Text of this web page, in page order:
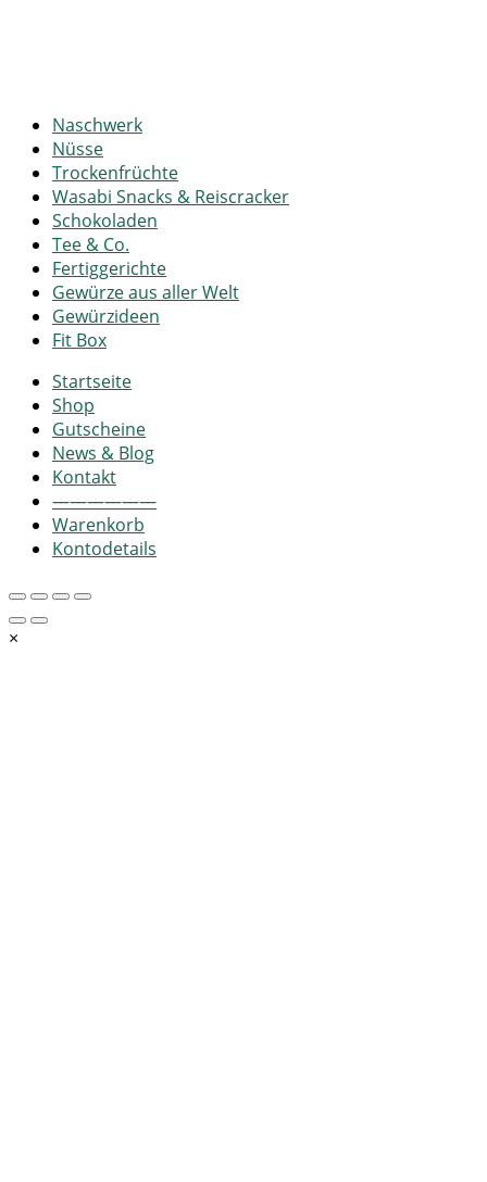
Naschwerk
Nüsse
Trockenfrüchte
Wasabi Snacks & Reiscracker
Schokoladen
Tee & Co.
Fertiggerichte
Gewürze aus aller Welt
Gewürzideen
Fit Box
Startseite
Shop
Gutscheine
News & Blog
Kontakt
——————
Warenkorb
Kontodetails
×